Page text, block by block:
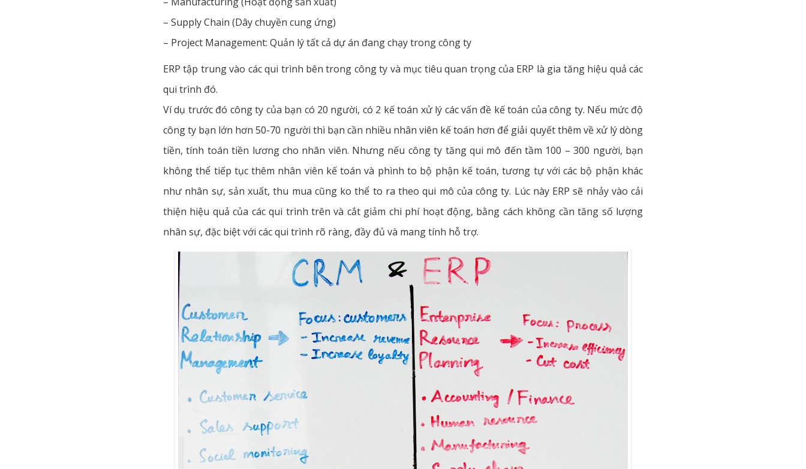
– Supply Chain (Dây chuyền cung ứng)
– Project Management: Quản lý tất cả dự án đang chạy trong công ty
ERP tập trung vào các qui trình bên trong công ty và mục tiêu quan trọng của ERP là gia tăng hiệu quả các
qui trình đó.
Ví dụ trước đó công ty của bạn có 20 người, có 2 kế toán xử lý các vấn đề kế toán của công ty. Nếu mức độ
công ty bạn lớn hơn 50-70 người thì bạn cần nhiều nhân viên kế toán hơn để giải quyết thêm về xử lý dòng
tiền, tính toán tiền lương cho nhân viên. Nhưng nếu công ty tăng qui mô đến tầm 100 – 300 người, bạn
không thể tiếp tục thêm nhân viên kế toán và phình to bộ phận kế toán, tương tự với các bộ phận khác
như nhân sự, sản xuất, thu mua cũng ko thể to ra theo qui mô của công ty. Lúc này ERP sẽ nhảy vào cải
thiện hiệu quả của các qui trình trên và cắt giảm chi phí hoạt động, bằng cách không cần tăng số lượng
nhân sự, đặc biệt với các qui trình rõ ràng, đầy đủ và mang tính hỗ trợ.